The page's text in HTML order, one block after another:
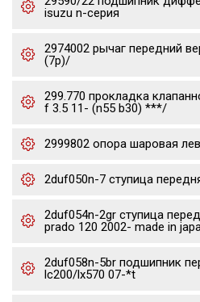
isuzu n-серия
2974002 рычаг передний
(7p)/
299.770 прокладка
f 3.5 11- (n55 b30) ***/
2999802 опора шаровая
2duf050n-7 ступица
2duf054n-2gr ступица
prado 120 2002- made in
2duf058n-5br подшипник
lc200/lx570 07-*t